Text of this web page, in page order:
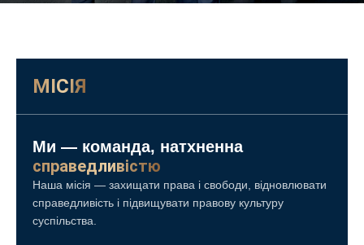
МІСІЯ
Ми — команда, натхненна
справедливістю
Наша місія — захищати права і свободи, відновлювати
справедливість і підвищувати правову культуру
суспільства.